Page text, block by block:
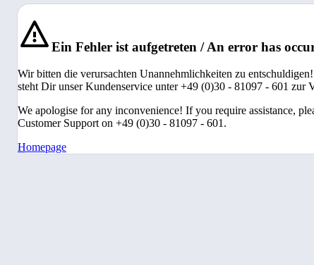
Ein Fehler ist aufgetreten / An error has
Wir bitten die verursachten Unannehmlichkeiten zu
steht Dir unser Kundenservice unter +49 (0)30 - 81097 - 601 zur
We apologise for any inconvenience! If you require assistance,
Customer Support on +49 (0)30 - 81097 - 601.
Homepage